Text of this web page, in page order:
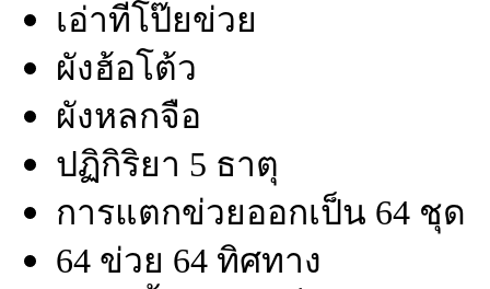
เอ่าทีโป๊ยข่วย
ผังฮ้อโต้ว
ผังหลกจือ
ปฏิกิริยา 5 ธาตุ
การแตกข่วยออกเป็น 64 ชุด
64 ข่วย 64 ทิศทาง